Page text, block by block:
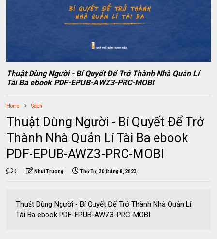
Thuật Dùng Người - Bí Quyết Để Trở Thành Nhà Quản Lí
Tài Ba ebook PDF-EPUB-AWZ3-PRC-MOBI
Home Sách
Thuật Dùng Người - Bí Quyết Để Trở
Thành Nhà Quản Lí Tài Ba ebook
PDF-EPUB-AWZ3-PRC-MOBI
0 Nhut Truong Thứ Tư, 30 tháng 8, 2023
Thuật Dùng Người - Bí Quyết Để Trở Thành Nhà Quản Lí
Tài Ba ebook PDF-EPUB-AWZ3-PRC-MOBI